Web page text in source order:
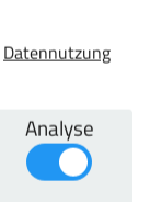
Datennutzung
Analyse